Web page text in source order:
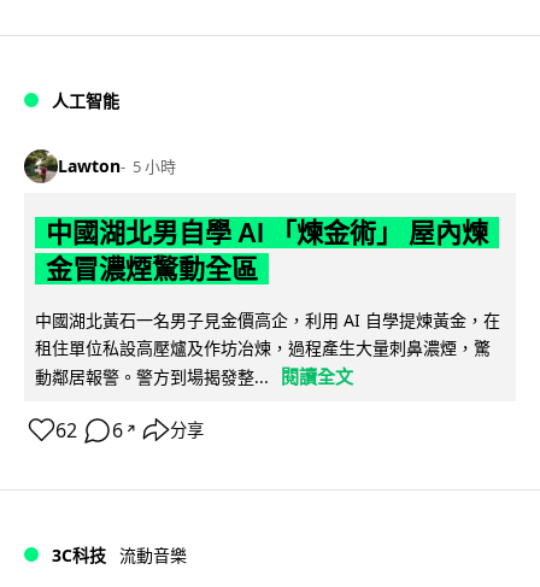
人工智能
Lawton 5 小時
中國湖北男自學 AI 「煉金術」 屋內煉
金冒濃煙驚動全區
中國湖北黃石一名男子見金價高企，利用 AI 自學提煉黃金，在
租住單位私設高壓爐及作坊冶煉，過程產生大量刺鼻濃煙，驚
動鄰居報警。警方到場揭發整...
閱讀全文
62 6 ↗ 分享
3C科技 流動音樂